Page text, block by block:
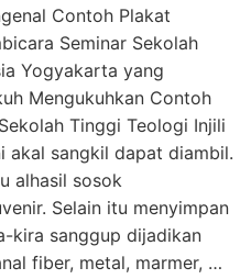
Contoh Plakat
Seminar Sekolah
Yogyakarta yang
Mengukuhkan Contoh
Tinggi Teologi Injili
akal sangkil dapat diambil.
alhasil sosok
Selain itu menyimpan
kira sanggup dijadikan
fiber, metal, marmer, …